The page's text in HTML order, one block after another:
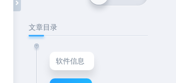
文章目录
软件信息